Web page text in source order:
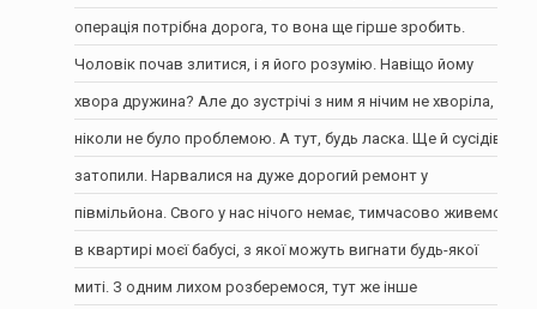
операція потрібна дорога, то вона ще гірше зробить.
Чоловік почав злитися, і я його розумію. Навіщо йому
хвора дружина? Але до зустрічі з ним я нічим не хворіла,
ніколи не було проблемою. А тут, будь ласка. Ще й сусідів
затопили. Нарвалися на дуже дорогий ремонт у
півмільйона. Свого у нас нічого немає, тимчасово живемо
в квартирі моєї бабусі, з якої можуть вигнати будь-якої
миті. З одним лихом розберемося, тут же інше